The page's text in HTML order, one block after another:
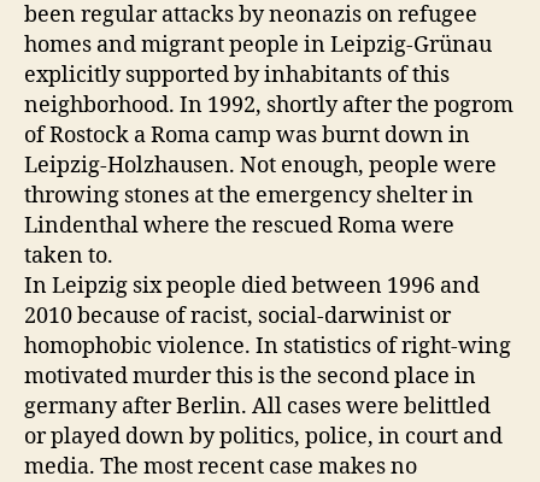
been regular attacks by neonazis on refugee
homes and migrant people in Leipzig-Grünau
explicitly supported by inhabitants of this
neighborhood. In 1992, shortly after the pogrom
of Rostock a Roma camp was burnt down in
Leipzig-Holzhausen. Not enough, people were
throwing stones at the emergency shelter in
Lindenthal where the rescued Roma were
taken to.
In Leipzig six people died between 1996 and
2010 because of racist, social-darwinist or
homophobic violence. In statistics of right-wing
motivated murder this is the second place in
germany after Berlin. All cases were belittled
or played down by politics, police, in court and
media. The most recent case makes no